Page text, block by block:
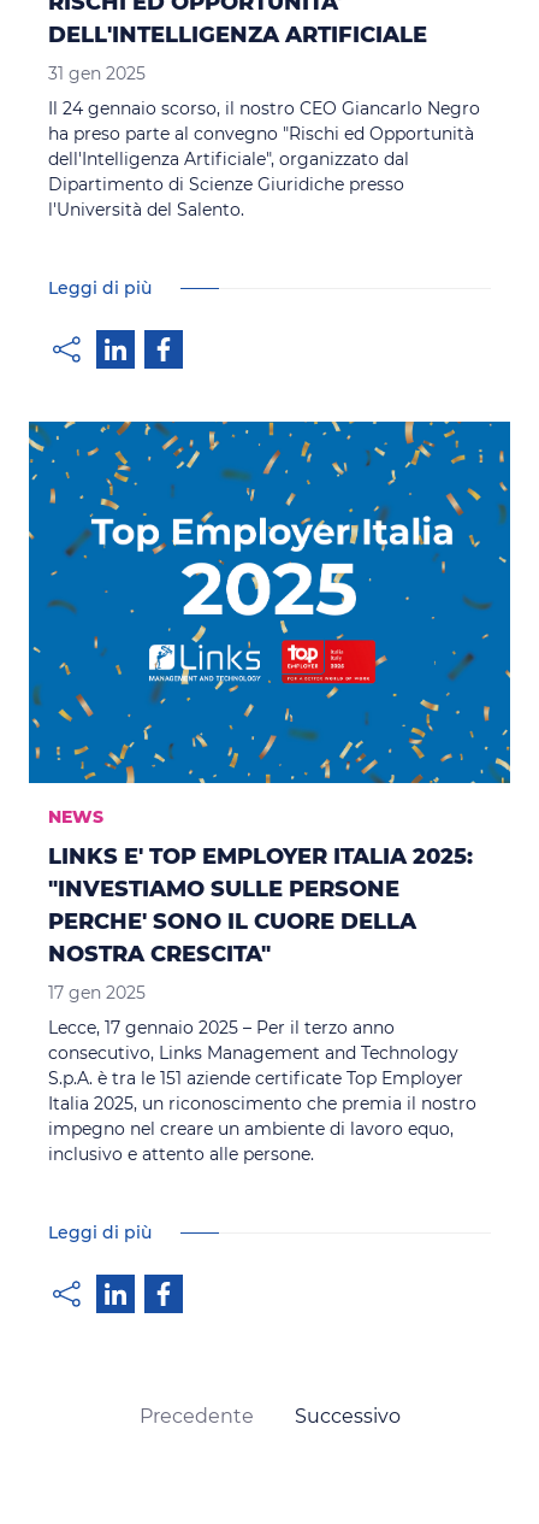
DELL'INTELLIGENZA ARTIFICIALE
31 gen 2025
Il 24 gennaio scorso, il nostro CEO Giancarlo Negro
ha preso parte al convegno "Rischi ed Opportunità
dell'Intelligenza Artificiale", organizzato dal
Dipartimento di Scienze Giuridiche presso
l'Università del Salento.
Leggi di più
NEWS
LINKS E' TOP EMPLOYER ITALIA 2025:
"INVESTIAMO SULLE PERSONE
PERCHE' SONO IL CUORE DELLA
NOSTRA CRESCITA"
17 gen 2025
Lecce, 17 gennaio 2025 – Per il terzo anno
consecutivo, Links Management and Technology
S.p.A. è tra le 151 aziende certificate Top Employer
Italia 2025, un riconoscimento che premia il nostro
impegno nel creare un ambiente di lavoro equo,
inclusivo e attento alle persone.
Leggi di più
Precedente Successivo